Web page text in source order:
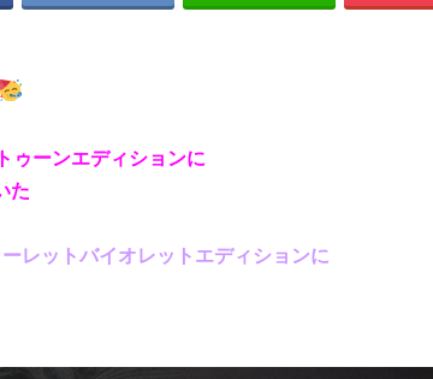
ゥーンエディションに
た
レットバイオレットエディションに